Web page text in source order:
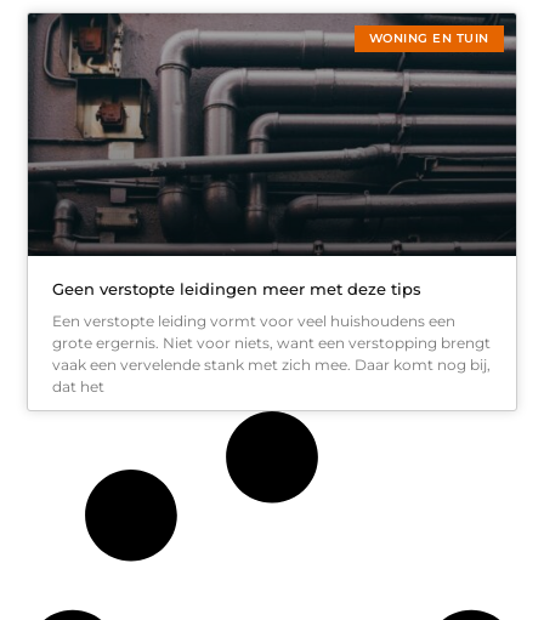
WONING EN TUIN
Geen verstopte leidingen meer met deze tips
Een verstopte leiding vormt voor veel huishoudens een
grote ergernis. Niet voor niets, want een verstopping brengt
vaak een vervelende stank met zich mee. Daar komt nog bij,
dat het